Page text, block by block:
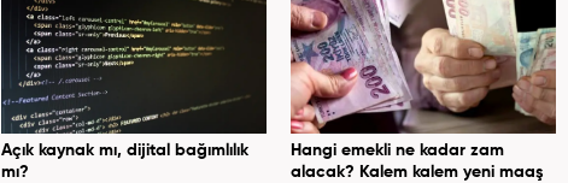
Açık kaynak mı, dijital bağımlılık
mı?
Hangi emekli ne kadar zam
alacak? Kalem kalem yeni maaş